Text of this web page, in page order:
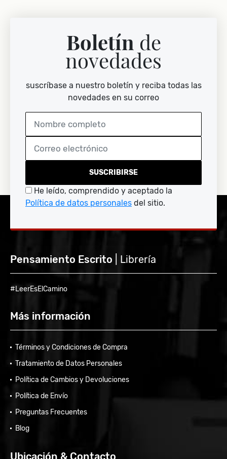
Boletín de
novedades
suscríbase a nuestro boletín y reciba todas las
novedades en su correo
SUSCRIBIRSE
He leído, comprendido y aceptado la
Política de datos personales del sitio.
Pensamiento Escrito | Librería
#LeerEsElCamino
Más información
Términos y Condiciones de Compra
Tratamiento de Datos Personales
Política de Cambios y Devoluciones
Política de Envío
Preguntas Frecuentes
Blog
Ubicación & Contacto